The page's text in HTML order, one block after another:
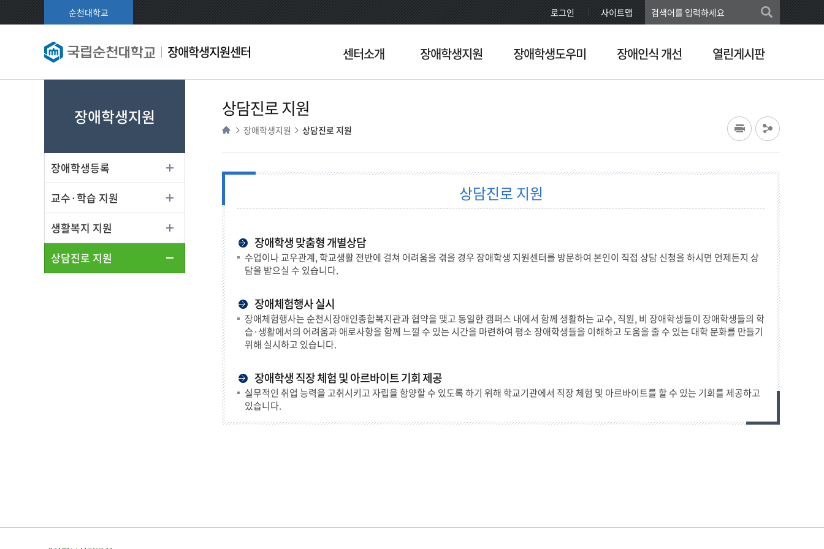
순천대학교 로그인 사이트맵
장애학생지원센터 센터소개 장애학생지원 장애학생도우미 장애인식 개선 열린게시판
장애학생지원
장애학생등록
교수·학습 지원
생활복지 지원
상담진로 지원
상담진로 지원
장애학생지원 상담진로 지원
상담진로 지원
장애학생 맞춤형 개별상담
수업이나 교우관계, 학교생활 전반에 걸쳐 어려움을 겪을 경우 장애학생 지원센터를 방문하여 본인이 직접 상담 신청을 하시면 언제든지 상
담을 받으실 수 있습니다.
장애체험행사 실시
장애체험행사는 순천시장애인종합복지관과 협약을 맺고 동일한 캠퍼스 내에서 함께 생활하는 교수, 직원, 비 장애학생들이 장애학생들의 학
습·생활에서의 어려움과 애로사항을 함께 느낄 수 있는 시간을 마련하여 평소 장애학생들을 이해하고 도움을 줄 수 있는 대학 문화를 만들기
위해 실시하고 있습니다.
장애학생 직장 체험 및 아르바이트 기회 제공
실무적인 취업 능력을 고취시키고 자립을 함양할 수 있도록 하기 위해 학교기관에서 직장 체험 및 아르바이트를 할 수 있는 기회를 제공하고
있습니다.